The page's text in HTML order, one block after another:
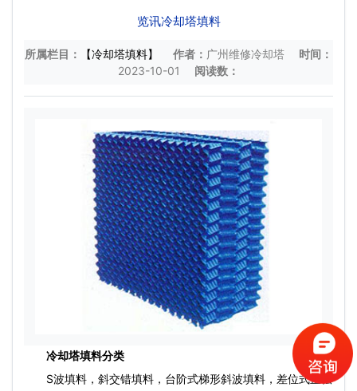
览讯冷却塔填料
所属栏目： 【冷却塔填料】 作者： 广州维修冷却塔
时间：
2023-10-01
阅读数：
冷却塔填料分类
S波填料，斜交错填料，台阶式梯形斜波填料，差位式正弦